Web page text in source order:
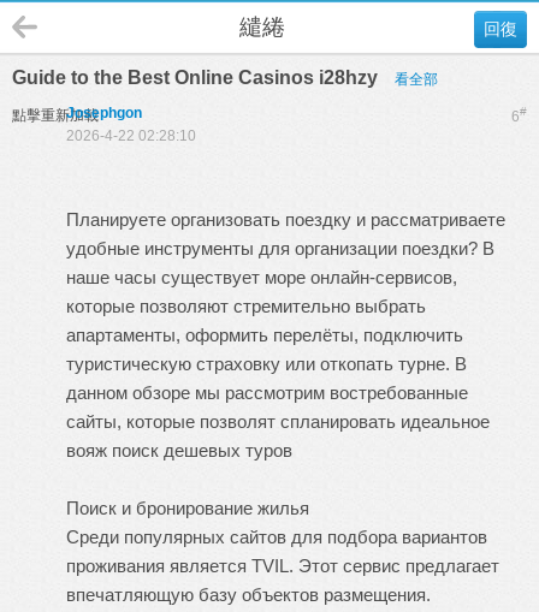
回復
繾綣
Guide to the Best Online Casinos i28hzy 看全部
點擊重新加載 6#
Josephgon
2026-4-22 02:28:10
Планируете организовать поездку и рассматриваете
удобные инструменты для организации поездки? В
наше часы существует море онлайн-сервисов,
которые позволяют стремительно выбрать
апартаменты, оформить перелёты, подключить
туристическую страховку или откопать турне. В
данном обзоре мы рассмотрим востребованные
сайты, которые позволят спланировать идеальное
вояж поиск дешевых туров
Поиск и бронирование жилья
Среди популярных сайтов для подбора вариантов
проживания является TVIL. Этот сервис предлагает
впечатляющую базу объектов размещения.